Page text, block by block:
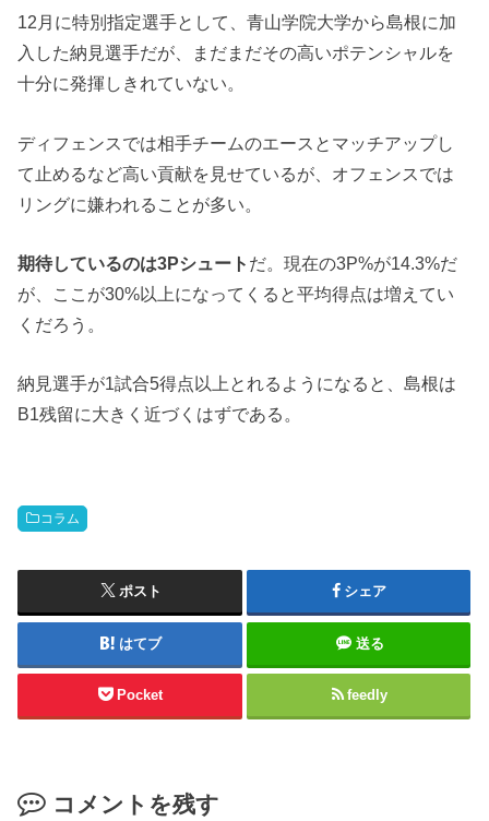
12月に特別指定選手として、青山学院大学から島根に加
入した納見選手だが、まだまだその高いポテンシャルを
十分に発揮しきれていない。
ディフェンスでは相手チームのエースとマッチアップし
て止めるなど高い貢献を見せているが、オフェンスでは
リングに嫌われることが多い。
期待しているのは3Pシュート だ。現在の3P%が14.3%だ
が、ここが30%以上になってくると平均得点は増えてい
くだろう。
納見選手が1試合5得点以上とれるようになると、島根は
B1残留に大きく近づくはずである。
コラム
ポスト シェア
はてブ 送る
Pocket feedly
コメントを残す